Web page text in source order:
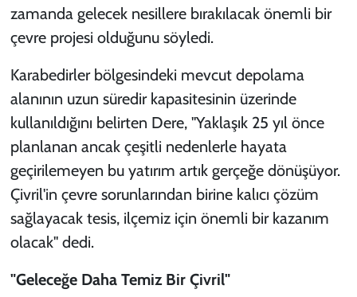
zamanda gelecek nesillere bırakılacak önemli bir
çevre projesi olduğunu söyledi.
Karabedirler bölgesindeki mevcut depolama
alanının uzun süredir kapasitesinin üzerinde
kullanıldığını belirten Dere, "Yaklaşık 25 yıl önce
planlanan ancak çeşitli nedenlerle hayata
geçirilemeyen bu yatırım artık gerçeğe dönüşüyor.
Çivril'in çevre sorunlarından birine kalıcı çözüm
sağlayacak tesis, ilçemiz için önemli bir kazanım
olacak" dedi.
"Geleceğe Daha Temiz Bir Çivril"